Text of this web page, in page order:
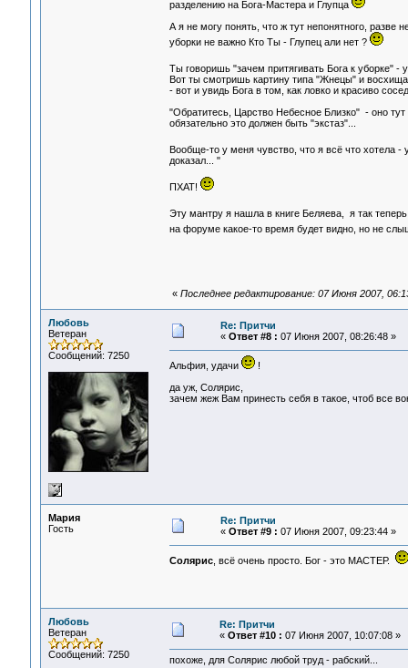
разделению на Бога-Мастера и Глупца
А я не могу понять, что ж тут непонятного,
уборки не важно Кто Ты - Глупец али нет ?
Ты говоришь "зачем притягивать Бога к уборке"
Вот ты смотришь картину типа "Жнецы" и
- вот и увидь Бога в том, как ловко и красиво
"Обратитесь, Царство Небесное Близко" - оно
обязательно это должен быть "экстаз"...
Вообще-то у меня чувство, что я всё что хотела -
доказал... "
ПХАТ!
Эту мантру я нашла в книге Беляева, я так
на форуме какое-то время будет видно, но не
« Последнее редактирование: 07 Июня 2007,
Любовь
Ветеран
Сообщений: 7250
Re: Притчи
« Ответ #8 : 07 Июня 2007, 08:26:48 »
Альфия, удачи
!
да уж, Солярис,
зачем жеж Вам принесть себя в такое, чтоб все
Мария
Гость
Re: Притчи
« Ответ #9 : 07 Июня 2007, 09:23:44 »
Солярис, всё очень просто. Бог - это МАСТЕР.
Любовь
Ветеран
Сообщений: 7250
Re: Притчи
« Ответ #10 : 07 Июня 2007, 10:07:08 »
похоже, для Солярис любой труд - рабский...